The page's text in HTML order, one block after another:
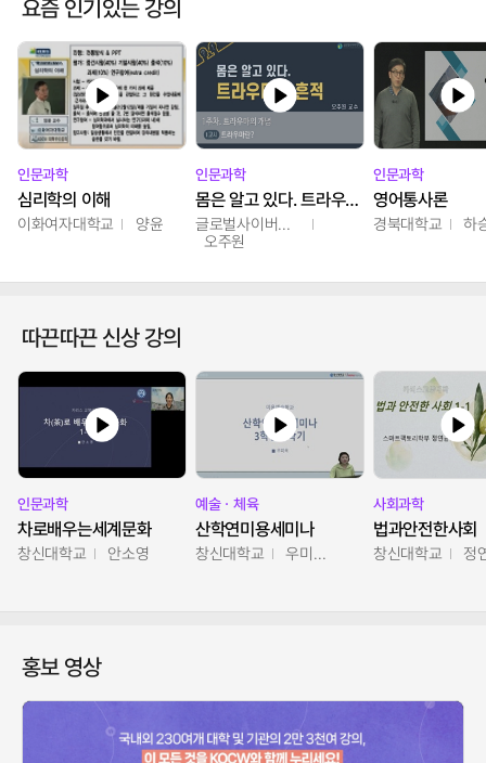
요즘 인기있는 강의
인문과학
심리학의 이해
이화여자대학교 양윤
인문과학
몸은 알고 있다. 트라우마의 흔적
글로벌사이버대학교
오주원
인문과학
영어통사론
경북대학교 하
따끈따끈 신상 강의
인문과학
차로배우는세계문화
창신대학교 안소영
예술ㆍ체육
산학연미용세미나
창신대학교 우미옥,오윤경,박선이
사회과학
법과안전한사회
창신대학교 정
홍보 영상